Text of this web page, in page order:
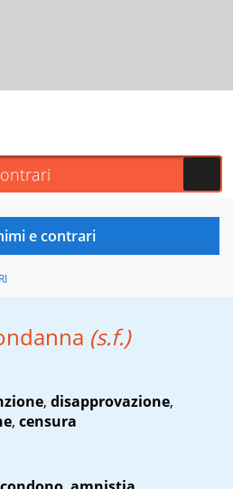
(s.f.)
, disapprovazione,
, censura